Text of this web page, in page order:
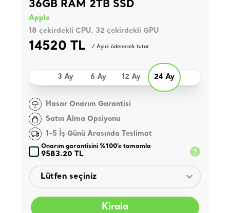
36GB RAM 2TB SSD
Apple
18 çekirdekli CPU, 32 çekirdekli GPU
14520 TL / Aylık ödenecek tutar
3 Ay 6 Ay 12 Ay 24 Ay
Hasar Onarım Garantisi
Satın Alma Opsiyonu
1-5 İş Günü Arasında Teslimat
Onarım garantisini %100'e tamamla
9583.20 TL
Kirala